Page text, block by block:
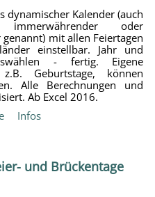
dynamischer Kalender (auch
immerwährender oder
mit allen Feiertagen
einstellbar. Jahr und
- fertig. Eigene
Geburtstage, können
Alle Berechnungen und
Ab Excel 2016.
und Brückentage